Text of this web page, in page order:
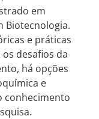
em
Biotecnologia.
e práticas
desafios da
há opções
e
conhecimento